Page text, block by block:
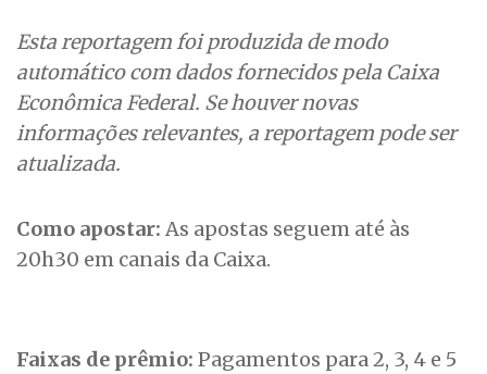
Esta reportagem foi produzida de modo
automático com dados fornecidos pela Caixa
Econômica Federal. Se houver novas
informações relevantes, a reportagem pode ser
atualizada.
Como apostar: As apostas seguem até às
20h30 em canais da Caixa.
Faixas de prêmio: Pagamentos para 2, 3, 4 e 5